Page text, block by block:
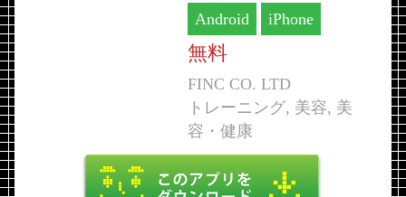
Android iPhone
無料
FINC CO. LTD
トレーニング, 美容, 美
容・健康